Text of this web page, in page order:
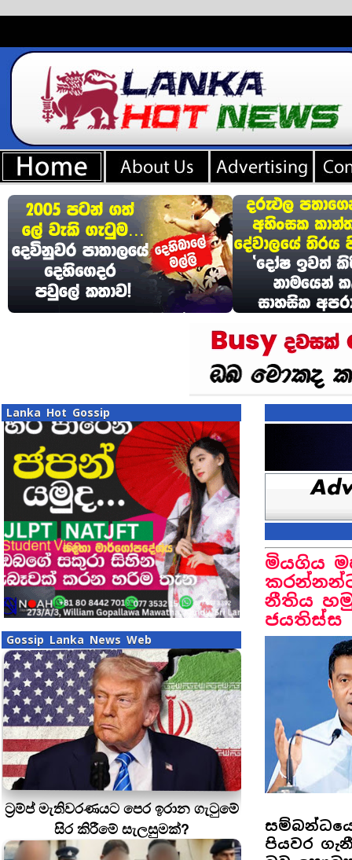
Lanka Hot Gossip
Gossip Lanka News Web
ට්‍රම්ප් මැතිවරණයට පෙර ඉරාන ගැටුමේ
සිර කිරීමේ සැලසුමක්?
මියගිය
නීතිය
ජයතිස්ස
පියවර